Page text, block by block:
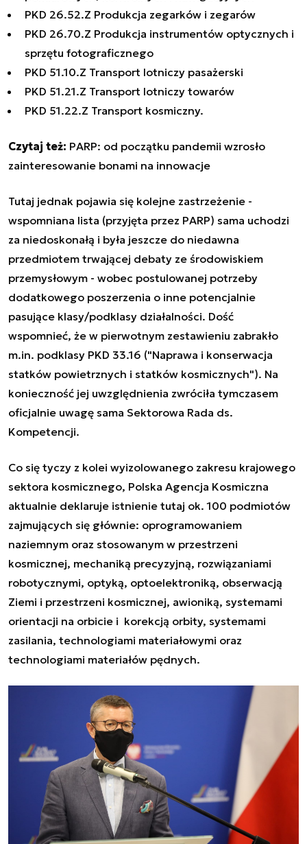
PKD 26.52.Z Produkcja zegarków i zegarów
PKD 26.70.Z Produkcja instrumentów optycznych i
sprzętu fotograficznego
PKD 51.10.Z Transport lotniczy pasażerski
PKD 51.21.Z Transport lotniczy towarów
PKD 51.22.Z Transport kosmiczny.
Czytaj też: PARP: od początku pandemii wzrosło
zainteresowanie bonami na innowacje
Tutaj jednak pojawia się kolejne zastrzeżenie -
wspomniana lista (przyjęta przez PARP) sama uchodzi
za niedoskonałą i była jeszcze do niedawna
przedmiotem trwającej debaty ze środowiskiem
przemysłowym - wobec postulowanej potrzeby
dodatkowego poszerzenia o inne potencjalnie
pasujące klasy/podklasy działalności. Dość
wspomnieć, że w pierwotnym zestawieniu zabrakło
m.in. podklasy PKD 33.16 ("Naprawa i konserwacja
statków powietrznych i statków kosmicznych"). Na
konieczność jej uwzględnienia zwróciła tymczasem
oficjalnie uwagę sama Sektorowa Rada ds.
Kompetencji.
Co się tyczy z kolei wyizolowanego zakresu krajowego
sektora kosmicznego, Polska Agencja Kosmiczna
aktualnie deklaruje istnienie tutaj ok. 100 podmiotów
zajmujących się głównie: oprogramowaniem
naziemnym oraz stosowanym w przestrzeni
kosmicznej, mechaniką precyzyjną, rozwiązaniami
robotycznymi, optyką, optoelektroniką, obserwacją
Ziemi i przestrzeni kosmicznej, awioniką, systemami
orientacji na orbicie i korekcją orbity, systemami
zasilania, technologiami materiałowymi oraz
technologiami materiałów pędnych.